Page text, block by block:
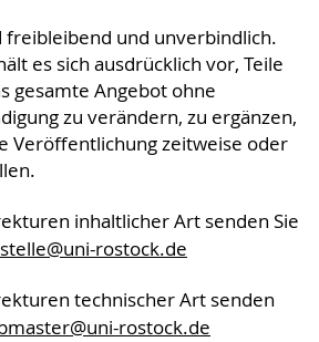
freibleibend und unverbindlich.
es sich ausdrücklich vor, Teile
gesamte Angebot ohne
zu verändern, zu ergänzen,
Veröffentlichung zeitweise oder
inhaltlicher Art senden Sie
@uni-rostock.de
technischer Art senden
@uni-rostock.de